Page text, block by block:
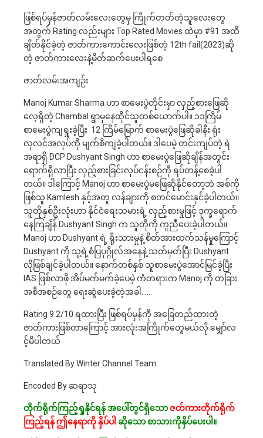
ဖြစ်ရပ်မှန်ဇာတ်လမ်းလေးတွေမှ ကြိုက်တတ်တဲ့သူလေးတွေ
အတွက် Rating လည်းများ Top Rated Movies ထဲမှာ #91 အထိ
ချိတ်နိုင်ခဲ့တဲ့ ဇာတ်ကားကောင်းလေးဖြစ်တဲ့ 12th fail(2023)ဆို
တဲ့ ဇာတ်ကားလေးနဲ့မိတ်ဆက်ပေးပါရစေ
ဇာတ်လမ်းအကျဉ်း
Manoj Kumar Sharma ဟာ စာမေးပွဲတိုင်းမှာ လှည့်စားဖြေဆို
လေ့ရှိတဲ့ Chambal ရွာမှနေထိုင်သူတစ်ယောက်ပါ။ ၁၁ကြိမ်
စာမေးပွဲကျရှုးခဲ့ပြီး 12 ကြိမ်မြောက် စာမေးပွဲဖြေဆိုခါနီး ရုံး
လုလင်အလုပ်ကို မျက်စိကျခဲ့ပါတယ်။ ဒါပေမဲ့ တင်းကျပ်တဲ့ ရဲ
အရာရှိ DCP Dushyant Singh ဟာ စာမေးပွဲဖြေဆိုချိန်အတွင်း
ရောက်ရှိလာပြီး လှည့်စားခြင်းလုပ်ငန်းစဉ်ကို ရပ်တန့်စေခဲ့ပါ
တယ်။ ဒါကြောင့် Manoj ဟာ စာမေးပွဲမဖြေဆိုနိုင်တော့ဘဲ အစ်ကို
ဖြစ်သူ Kamlesh နှင့်အတူ လန်ချားကို စတင်မောင်းနှင်ခဲ့ပါတယ်။
သူတိုနှစ်ဦးလုံးဟာ နိုင်ငံရေးသမားရဲ့ လှည့်စားမှုဖြင့် ဒုက္ခရောက်
နေကြချိန် Dushyant Singh က သူတိုကို ကူညီပေးခဲ့ပါတယ်။
Manoj ဟာ Dushyant ရဲ့ ရိုးသားမှုနဲ့ စိတ်အားထက်သန်မှုကြောင့်
Dushyant ကို သူ့ရဲ့စံပြပုဂ္ဂိုလ်အနေနဲ့ သတ်မှတ်ပြီး Dushyant
လိုဖြစ်ချင်ခဲ့ပါတယ်။ နောက်တစ်နှစ် သူစာမေးပွဲအောင်မြင်ခဲ့ပြီး
IAS ဖြစ်လာဖို အိပ်မက်မက်ခဲ့ပေမဲ့ ကံတရားက Manoj ကို တခြား
အစီအစဉ်တွေ ရေးဆွဲပေးခဲ့တဲ့အခါ……
Rating 9.2/10 ရထားပြီး ဖြစ်ရပ်မှန်ကို အခြေတည်ထားတဲ့
ဇာတ်ကားဖြစ်တာကြောင့် အားလုံးအကြိုက်တွေမယ်လို မျှော်လ
င့်မိပါတယ်
Translated By Winter Channel Team
Encoded By ဆရာသု
တိုက်ရိုက်ကြည့်ရှုနိုင်ရန် အပေါ်တွင်ရှိသောဇတ်ကားတိုက်ရိုက်
ကြည့်ရန် ဤနေရာကို နှိပ်ပါ ဆိုသော စာသားကိုနှိပ်ပေးပါ။